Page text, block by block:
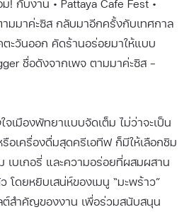
! กับงาน • Pattaya Cafe Fest •
ามมาค่ะซิส กลับมาอีกครั้งกับเทศกาล
ะวันออก คัดร้านอร่อยมาให้แบบ
ชื่อดังจากเพจ ตามมาค่ะซิส -
เมืองพัทยาแบบจัดเต็ม ไม่ว่าจะเป็น
อเครื่องดื่มสุดครีเอทีฟ ก็มีให้เลือกชิม
บเกอรี่ และความอร่อยที่ผสมผสาน
โดยหยิบเสน่ห์ของเมนู “มะพร้าว”
ต์สำคัญของงาน เพื่อร่วมสนับสนุน